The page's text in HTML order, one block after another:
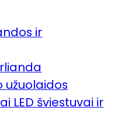
ir
užuolaidos
LED šviestuvai ir